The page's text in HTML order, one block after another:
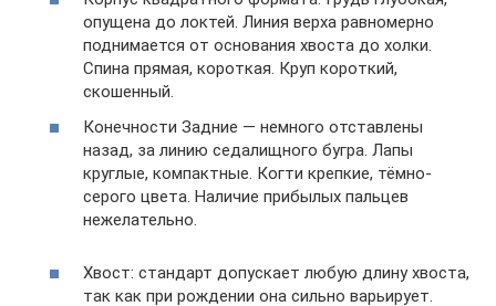
опущена до локтей. Линия верха равномерно
поднимается от основания хвоста до холки.
Спина прямая, короткая. Круп короткий,
скошенный.
Конечности Задние — немного отставлены
назад, за линию седалищного бугра. Лапы
круглые, компактные. Когти крепкие, тёмно-
серого цвета. Наличие прибылых пальцев
нежелательно.
Хвост: стандарт допускает любую длину хвоста,
так как при рождении она сильно варьирует.